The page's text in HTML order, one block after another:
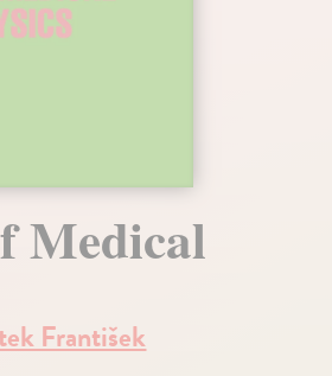
Medical
František